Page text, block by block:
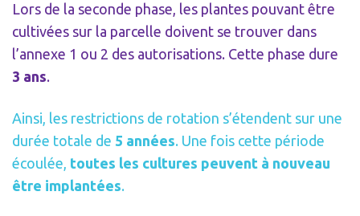
Lors de la seconde phase, les plantes pouvant être
cultivées sur la parcelle doivent se trouver dans
l’annexe 1 ou 2 des autorisations. Cette phase dure
3 ans.
Ainsi, les restrictions de rotation s’étendent sur une
durée totale de 5 années. Une fois cette période
écoulée, toutes les cultures peuvent à nouveau
être implantées.